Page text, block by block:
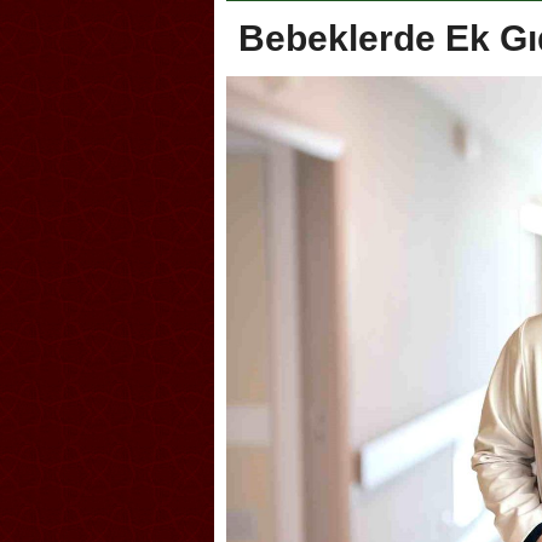
Bebeklerde Ek
Akçakoca, Geleneksel
Şampiyonası’na ev